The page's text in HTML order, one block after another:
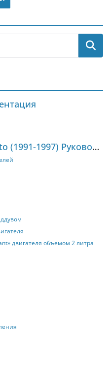
Volkswagen Golf 3 / Vento (1991-1997) Руководство по ремонту и техническому обслуживанию
двигателя объемом 2 литра